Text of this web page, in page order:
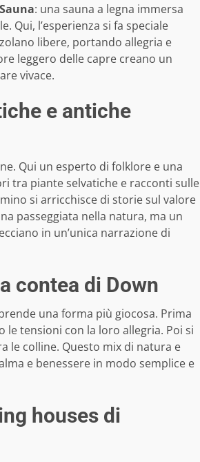
: una sauna a legna immersa
Qui, l’esperienza si fa speciale
libere, portando allegria e
leggero delle capre creano un
vivace.
e antiche
Qui un esperto di folklore e una
tra piante selvatiche e racconti sulle
si arricchisce di storie sul valore
passeggiata nella natura, ma un
in un’unica narrazione di
contea di Down
una forma più giocosa. Prima
le tensioni con la loro allegria. Poi si
le colline. Questo mix di natura e
e benessere in modo semplice e
houses di